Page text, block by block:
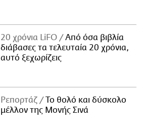
20 χρόνια LiFO
Από όσα βιβλία
διάβασες τα τελευταία 20 χρόνια,
αυτό ξεχωρίζεις
Ρεπορτάζ
Το θολό και δύσκολο
μέλλον της Μονής Σινά